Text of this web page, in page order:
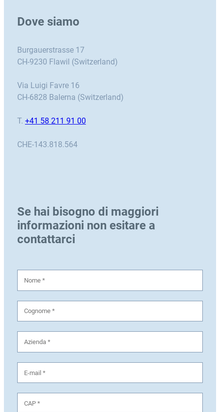
Dove siamo
Burgauerstrasse 17
CH-9230 Flawil (Switzerland)
Via Luigi Favre 16
CH-6828 Balerna (Switzerland)
T. +41 58 211 91 00
CHE-143.818.564
Se hai bisogno di maggiori
informazioni non esitare a
contattarci